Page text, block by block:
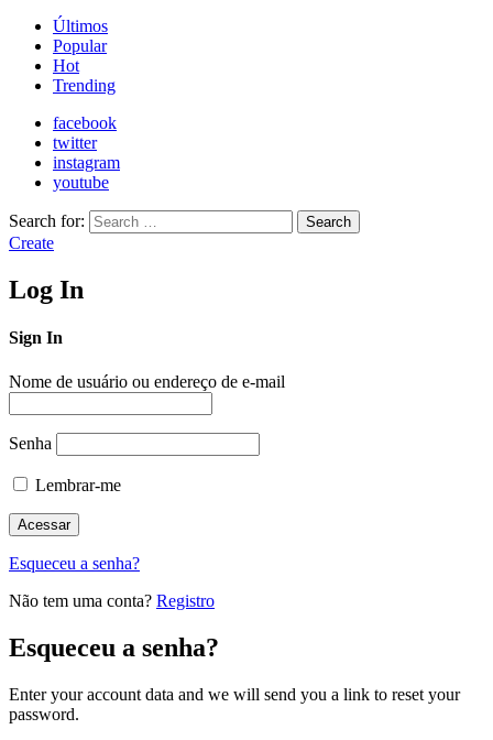
Últimos
Popular
Hot
Trending
facebook
twitter
instagram
youtube
Search for: Search
Create
Log In
Sign In
Nome de usuário ou endereço de e-mail
Senha
Lembrar-me
Esqueceu a senha?
Não tem uma conta? Registro
Esqueceu a senha?
Enter your account data and we will send you a link to reset your
password.